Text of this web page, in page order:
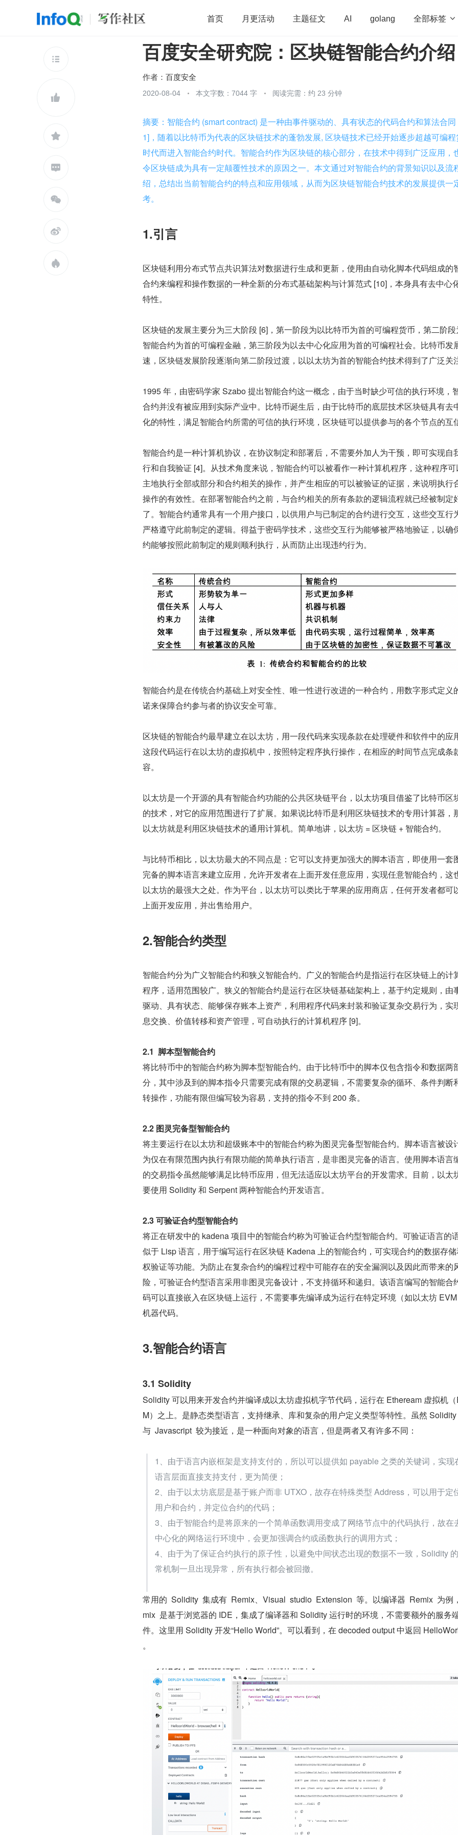
首页 月更活动 主题征文 AI golang 全部标签 
开源 架构 OpenHarmony 算法 学习方法 Web3.0 高
团队管理
查看更多







百度安全研究院：区块链智能合约介绍
作者： 百度安全
2020-08-04 本文字数：7044 字 阅读完需：约 23 分钟
摘要：智能合约 (smart contract) 是一种由事件驱动的、具有状态的代码合约和算法合同
1]，随着以比特币为代表的区块链技术的蓬勃发展, 区块链技术已经开始逐步超越可编程
时代而进入智能合约时代。智能合约作为区块链的核心部分，在技术中得到广泛应用，
令区块链成为具有一定颠覆性技术的原因之一。本文通过对智能合约的背景知识以及流
绍，总结出当前智能合约的特点和应用领域，从而为区块链智能合约技术的发展提供一
考。
1.引言
区块链利用分布式节点共识算法对数据进行生成和更新，使用由自动化脚本代码组成的
合约来编程和操作数据的一种全新的分布式基础架构与计算范式 [10]，本身具有去中心
特性。
区块链的发展主要分为三大阶段 [6]，第一阶段为以比特币为首的可编程货币，第二阶段
智能合约为首的可编程金融，第三阶段为以去中心化应用为首的可编程社会。比特币发
速，区块链发展阶段逐渐向第二阶段过渡，以以太坊为首的智能合约技术得到了广泛关
1995 年，由密码学家 Szabo 提出智能合约这一概念，由于当时缺少可信的执行环境，
合约并没有被应用到实际产业中。比特币诞生后，由于比特币的底层技术区块链具有去
化的特性，满足智能合约所需的可信的执行环境，区块链可以提供参与的各个节点的互
智能合约是一种计算机协议，在协议制定和部署后，不需要外加人为干预，即可实现自
行和自我验证 [4]。从技术角度来说，智能合约可以被看作一种计算机程序，这种程序可
主地执行全部或部分和合约相关的操作，并产生相应的可以被验证的证据，来说明执行
操作的有效性。在部署智能合约之前，与合约相关的所有条款的逻辑流程就已经被制定
了。智能合约通常具有一个用户接口，以供用户与已制定的合约进行交互，这些交互行
严格遵守此前制定的逻辑。得益于密码学技术，这些交互行为能够被严格地验证，以确
约能够按照此前制定的规则顺利执行，从而防止出现违约行为。
智能合约是在传统合约基础上对安全性、唯一性进行改进的一种合约，用数字形式定义
诺来保障合约参与者的协议安全可靠。
区块链的智能合约最早建立在以太坊，用一段代码来实现条款在处理硬件和软件中的应
这段代码运行在以太坊的虚拟机中，按照特定程序执行操作，在相应的时间节点完成条
容。
以太坊是一个开源的具有智能合约功能的公共区块链平台，以太坊项目借鉴了比特币区
的技术，对它的应用范围进行了扩展。如果说比特币是利用区块链技术的专用计算器，
以太坊就是利用区块链技术的通用计算机。简单地讲，以太坊 = 区块链 + 智能合约。
与比特币相比，以太坊最大的不同点是：它可以支持更加强大的脚本语言，即使用一套
完备的脚本语言来建立应用，允许开发者在上面开发任意应用，实现任意智能合约，这
以太坊的最强大之处。作为平台，以太坊可以类比于苹果的应用商店，任何开发者都可
上面开发应用，并出售给用户。
2.智能合约类型
智能合约分为广义智能合约和狭义智能合约。广义的智能合约是指运行在区块链上的计
程序，适用范围较广。狭义的智能合约是运行在区块链基础架构上，基于约定规则，由
驱动、具有状态、能够保存账本上资产，利用程序代码来封装和验证复杂交易行为，实
息交换、价值转移和资产管理，可自动执行的计算机程序 [9]。
2.1  脚本型智能合约
将比特币中的智能合约称为脚本型智能合约。由于比特币中的脚本仅包含指令和数据两
分，其中涉及到的脚本指令只需要完成有限的交易逻辑，不需要复杂的循环、条件判断
转操作，功能有限但编写较为容易，支持的指令不到 200 条。
2.2 图灵完备型智能合约
将主要运行在以太坊和超级账本中的智能合约称为图灵完备型智能合约。脚本语言被设
为仅在有限范围内执行有限功能的简单执行语言，是非图灵完备的语言。使用脚本语言
的交易指令虽然能够满足比特币应用，但无法适应以太坊平台的开发需求。目前，以太
要使用 Solidity 和 Serpent 两种智能合约开发语言。
2.3 可验证合约型智能合约
将正在研发中的 kadena 项目中的智能合约称为可验证合约型智能合约。可验证语言的
似于 Lisp 语言，用于编写运行在区块链 Kadena 上的智能合约，可实现合约的数据存
权验证等功能。为防止在复杂合约的编程过程中可能存在的安全漏洞以及因此而带来的
险，可验证合约型语言采用非图灵完备设计，不支持循环和递归。该语言编写的智能合
码可以直接嵌入在区块链上运行，不需要事先编译成为运行在特定环境（如以太坊
机器代码。
3.智能合约语言
3.1 Solidity
Solidity 可以用来开发合约并编译成以太坊虚拟机字节代码，运行在 Etheream 虚拟机
M）之上。是静态类型语言，支持继承、库和复杂的用户定义类型等特性。虽然
与  Javascript  较为接近，是一种面向对象的语言，但是两者又有许多不同：
1、由于语言内嵌框架是支持支付的，所以可以提供如 payable 之类的关键词，实现
语言层面直接支持支付，更为简便；
2、由于以太坊底层是基于账户而非 UTXO，故存在特殊类型 Address，可以用于定
用户和合约，并定位合约的代码；
3、由于智能合约是将原来的一个简单函数调用变成了网络节点中的代码执行，故在
中心化的网络运行环境中，会更加强调合约或函数执行的调用方式；
4、由于为了保证合约执行的原子性，以避免中间状态出现的数据不一致，Solidity
常机制一旦出现异常，所有执行都会被回撤。
常用的  Solidity  集成有  Remix、Visual  studio  Extension  等。以编译器  Remix  为例
mix  是基于浏览器的 IDE，集成了编译器和 Solidity 运行时的环境，不需要额外的服务
件。这里用 Solidity 开发“Hello World”。可以看到，在 decoded output 中返回
。